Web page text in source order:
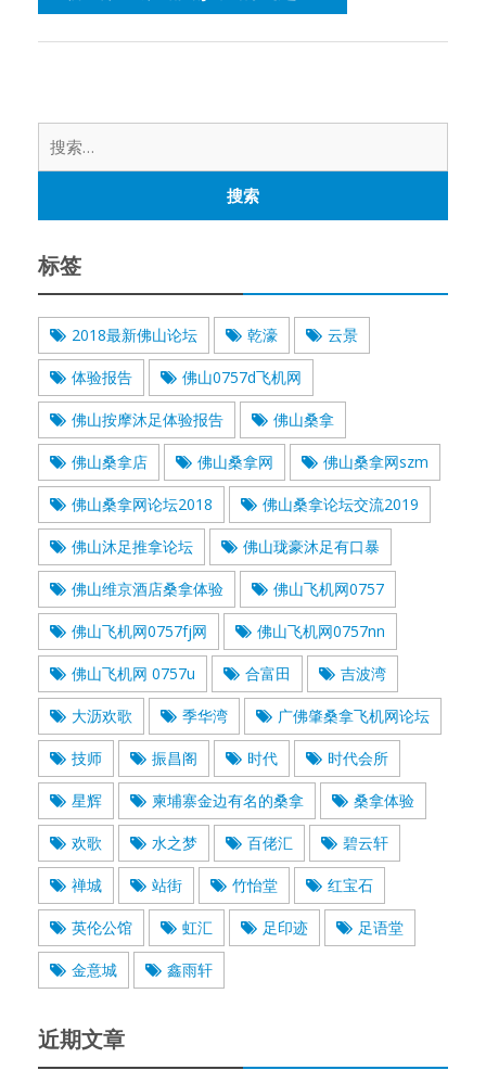
标签
2018最新佛山论坛 乾濠 云景
体验报告 佛山0757d飞机网
佛山按摩沐足体验报告 佛山桑拿
佛山桑拿店 佛山桑拿网 佛山桑拿网szm
佛山桑拿网论坛2018 佛山桑拿论坛交流2019
佛山沐足推拿论坛 佛山珑豪沐足有口暴
佛山维京酒店桑拿体验 佛山飞机网0757
佛山飞机网0757fj网 佛山飞机网0757nn
佛山飞机网 0757u 合富田 吉波湾
大沥欢歌 季华湾 广佛肇桑拿飞机网论坛
技师 振昌阁 时代 时代会所
星辉 柬埔寨金边有名的桑拿 桑拿体验
欢歌 水之梦 百佬汇 碧云轩
禅城 站街 竹怡堂 红宝石
英伦公馆 虹汇 足印迹 足语堂
金意城 鑫雨轩
近期文章